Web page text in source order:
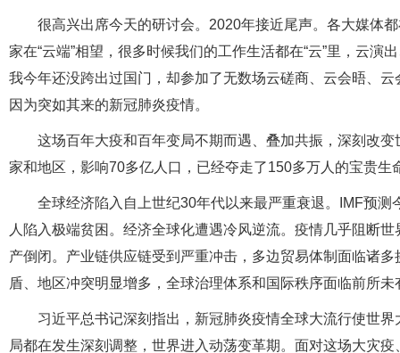
很高兴出席今天的研讨会。2020年接近尾声。各大媒体
家在“云端”相望，很多时候我们的工作生活都在“云”里，云
我今年还没跨出过国门，却参加了无数场云磋商、云会晤、
因为突如其来的新冠肺炎疫情。
这场百年大疫和百年变局不期而遇、叠加共振，深刻改
家和地区，影响70多亿人口，已经夺走了150多万人的宝贵
全球经济陷入自上世纪30年代以来最严重衰退。IMF预
人陷入极端贫困。经济全球化遭遇冷风逆流。疫情几乎阻断
产倒闭。产业链供应链受到严重冲击，多边贸易体制面临诸
盾、地区冲突明显增多，全球治理体系和国际秩序面临前所未
习近平总书记深刻指出，新冠肺炎疫情全球大流行使世
局都在发生深刻调整，世界进入动荡变革期。面对这场大灾